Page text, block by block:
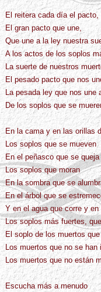
El reitera cada día el pacto,
El gran pacto que une,
Que une a la ley nuestra
A los actos de los soplos
La suerte de nuestros
El pesado pacto que nos
La pesada ley que nos une
De los soplos que se
En la cama y en las orillas
Los soplos que se mueven
En el peñasco que se
Los soplos que moran
En la sombra que se
En el árbol que se
Y en el agua que corre y
Los soplos más fuertes,
El soplo de los muertos
Los muertos que no se han
Los muertos que no están
Escucha más a menudo